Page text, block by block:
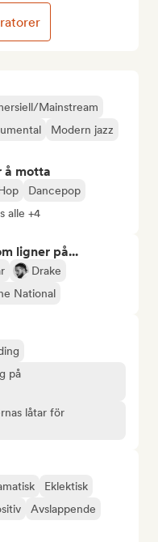
Mainstream
Modern jazz
å motta
Dancepop
alle +4
ligner på...
Drake
National
på
låtar för
Eklektisk
Avslappende